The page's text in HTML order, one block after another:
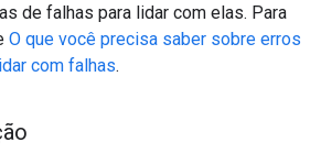
de falhas para lidar com elas. Para
O que você precisa saber sobre erros
com falhas.